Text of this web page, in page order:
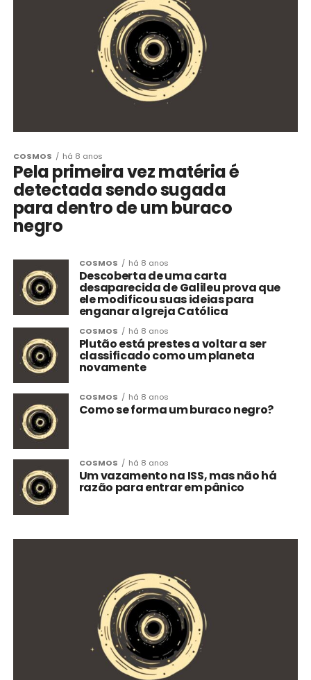
COSMOS há 8 anos
Pela primeira vez matéria é
detectada sendo sugada
para dentro de um buraco
negro
COSMOS há 8 anos
Descoberta de uma carta
desaparecida de Galileu prova que
ele modificou suas ideias para
enganar a Igreja Católica
COSMOS há 8 anos
Plutão está prestes a voltar a ser
classificado como um planeta
novamente
COSMOS há 8 anos
Como se forma um buraco negro?
COSMOS há 8 anos
Um vazamento na ISS, mas não há
razão para entrar em pânico